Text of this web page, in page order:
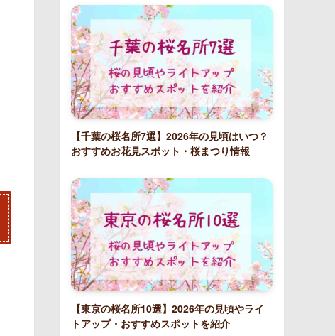
【千葉の桜名所7選】2026年の見頃はいつ？
おすすめお花見スポット・桜まつり情報
【東京の桜名所10選】2026年の見頃やライ
トアップ・おすすめスポットを紹介